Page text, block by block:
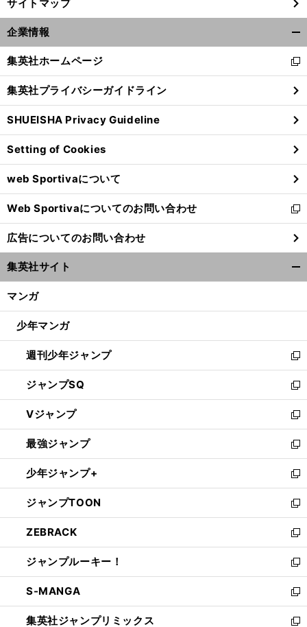
サイトマップ
企業情報
閉
る
集英社ホームページ
新
し
い
ウ
ィ
ン
ド
ウ
で
開
く
集英社プライバシーガイドライン
SHUEISHA Privacy Guideline
Setting of Cookies
web Sportivaについて
Web Sportivaについてのお問い合わせ
新
し
い
ウ
ィ
ン
ウ
開
く
広告についてのお問い合わせ
集英社サイト
マンガ
少年マンガ
週刊少年ジャンプ
新
し
い
ウ
ィ
ン
ド
ウ
で
開
く
ジャンプSQ
新
し
い
ウ
ィ
ン
ド
ウ
で
開
く
Vジャンプ
新
し
い
ウ
ィ
ン
ド
ウ
で
開
く
最強ジャンプ
新
し
い
ウ
ィ
ン
ド
ウ
で
開
く
少年ジャンプ+
新
し
い
ウ
ィ
ン
ド
ウ
で
開
く
ジャンプTOON
新
し
い
ウ
ィ
ン
ド
ウ
で
ZEBRACK
新
し
い
ウ
ィ
ン
ド
ジャンプルーキー！
新
し
い
ウ
ィ
S-MANGA
新
し
い
集英社ジャンプリミックス
新